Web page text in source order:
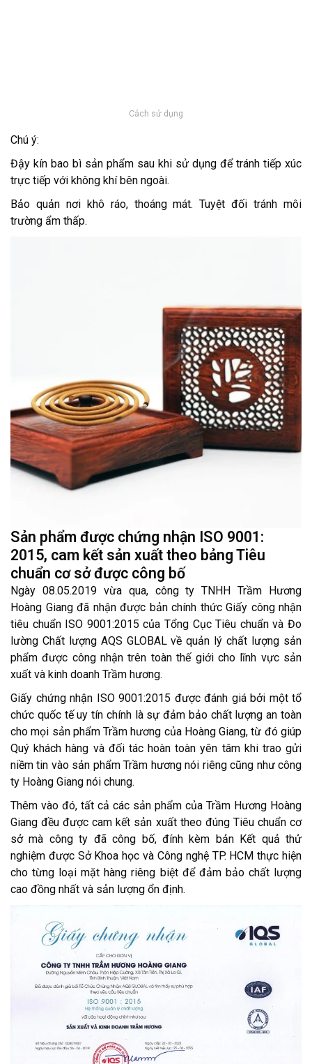
Cách sử dụng
Chú ý:
Đậy kín bao bì sản phẩm sau khi sử dụng để tránh tiếp xúc
trực tiếp với không khí bên ngoài.
Bảo quản nơi khô ráo, thoáng mát. Tuyệt đối tránh môi
trường ẩm thấp.
Sản phẩm được chứng nhận ISO 9001:
2015, cam kết sản xuất theo bảng Tiêu
chuẩn cơ sở được công bố
Ngày 08.05.2019 vừa qua, công ty TNHH Trầm Hương
Hoàng Giang đã nhận được bản chính thức Giấy công nhận
tiêu chuẩn ISO 9001:2015 của Tổng Cục Tiêu chuẩn và Đo
lường Chất lượng AQS GLOBAL về quản lý chất lượng sản
phẩm được công nhận trên toàn thế giới cho lĩnh vực sản
xuất và kinh doanh Trầm hương.
Giấy chứng nhận ISO 9001:2015 được đánh giá bởi một tổ
chức quốc tế uy tín chính là sự đảm bảo chất lượng an toàn
cho mọi sản phẩm Trầm hương của Hoàng Giang, từ đó giúp
Quý khách hàng và đối tác hoàn toàn yên tâm khi trao gửi
niềm tin vào sản phẩm Trầm hương nói riêng cũng như công
ty Hoàng Giang nói chung.
Thêm vào đó, tất cả các sản phẩm của Trầm Hương Hoàng
Giang đều được cam kết sản xuất theo đúng Tiêu chuẩn cơ
sở mà công ty đã công bố, đính kèm bản Kết quả thử
nghiệm được Sở Khoa học và Công nghệ TP. HCM thực hiện
cho từng loại mặt hàng riêng biệt để đảm bảo chất lượng
cao đồng nhất và sản lượng ổn định.